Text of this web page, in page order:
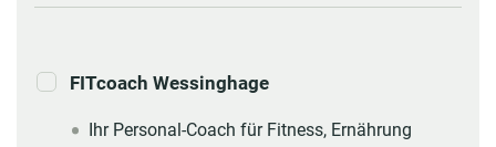
FITcoach Wessinghage
Ihr Personal-Coach für Fitness, Ernährung